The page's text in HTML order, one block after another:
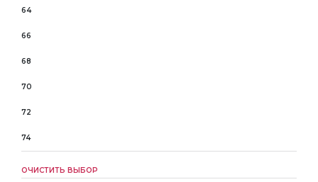
64
66
68
70
72
74
ОЧИСТИТЬ ВЫБОР